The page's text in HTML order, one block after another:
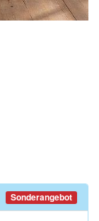
Sonderangebot